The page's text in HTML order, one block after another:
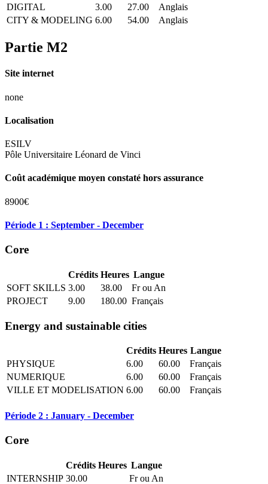
DIGITAL
3.00 27.00
Anglais
CITY & MODELING 6.00 54.00 Anglais
Partie M2
Site internet
none
Localisation
ESILV
Pôle Universitaire Léonard de Vinci
Coût académique moyen constaté hors assurance
8900€
Période 1 : September - December
Core
Crédits Heures Langue
SOFT SKILLS 3.00 38.00
Fr ou An
PROJECT
9.00 180.00 Français
Energy and sustainable cities
Crédits Heures Langue
PHYSIQUE
6.00 60.00
Français
NUMERIQUE
6.00 60.00
Français
VILLE ET MODELISATION 6.00 60.00 Français
Période 2 : January - December
Core
Crédits Heures Langue
INTERNSHIP 30.00 Fr ou An